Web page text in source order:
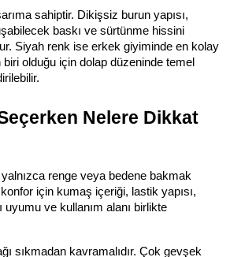
sahiptir. Dikişsiz burun yapısı,
baskı ve sürtünme hissini
Siyah renk ise erkek giyiminde en kolay
olduğu için dolap düzeninde temel
Nelere Dikkat
renge veya bedene bakmak
için kumaş içeriği, lastik yapısı,
uyumu ve kullanım alanı birlikte
sıkmadan kavramalıdır. Çok gevşek